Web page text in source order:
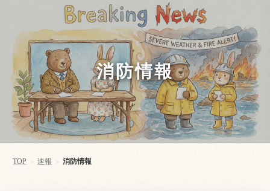
消防情報
TOP > 速報 > 消防情報